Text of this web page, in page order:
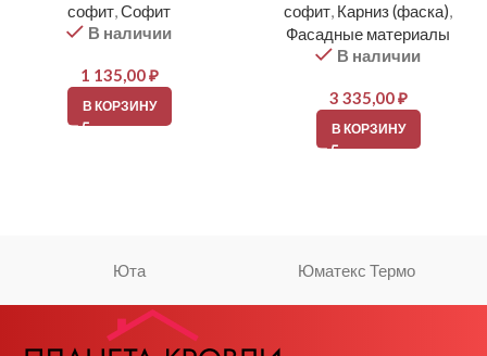
софит,Софит
В наличии
1 135,00₽
В КОРЗИНУ
софит, Карниз (фаска),
Фасадные материалы
В наличии
3 335,00₽
В КОРЗИНУ
Юта Юматекс Термо